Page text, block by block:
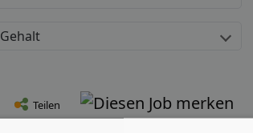
Gehalt
Teilen